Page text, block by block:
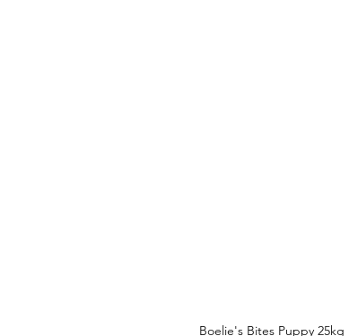
Boelie's Bites Puppy 25kg